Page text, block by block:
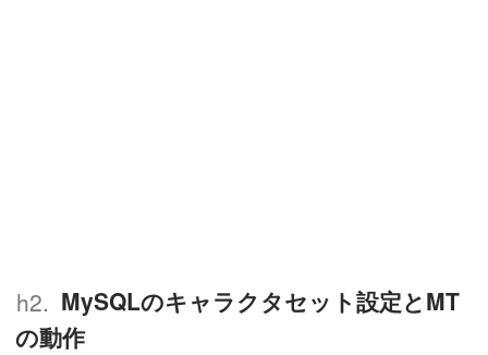
MySQLのキャラクタセット設定とMT
の動作